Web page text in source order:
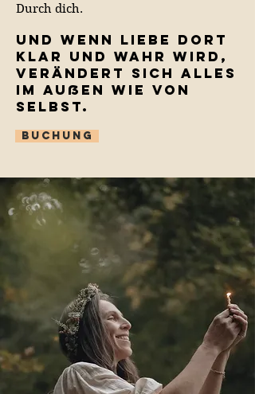
Durch dich.
Und wenn Liebe dort
klar und wahr wird,
verändert sich alles
im Außen wie von
selbst.
Buchung